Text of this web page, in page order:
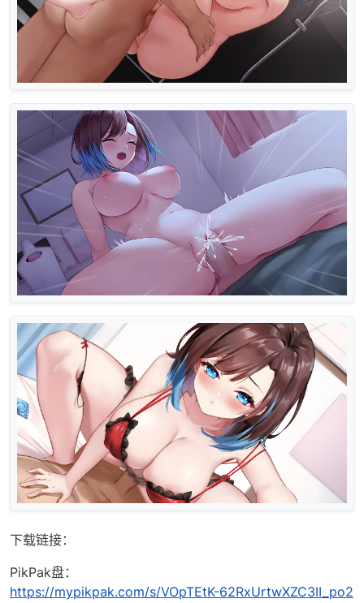
下载链接：
PikPak盘：
https://mypikpak.com/s/VOpTEtK-62RxUrtwXZC3II_po2